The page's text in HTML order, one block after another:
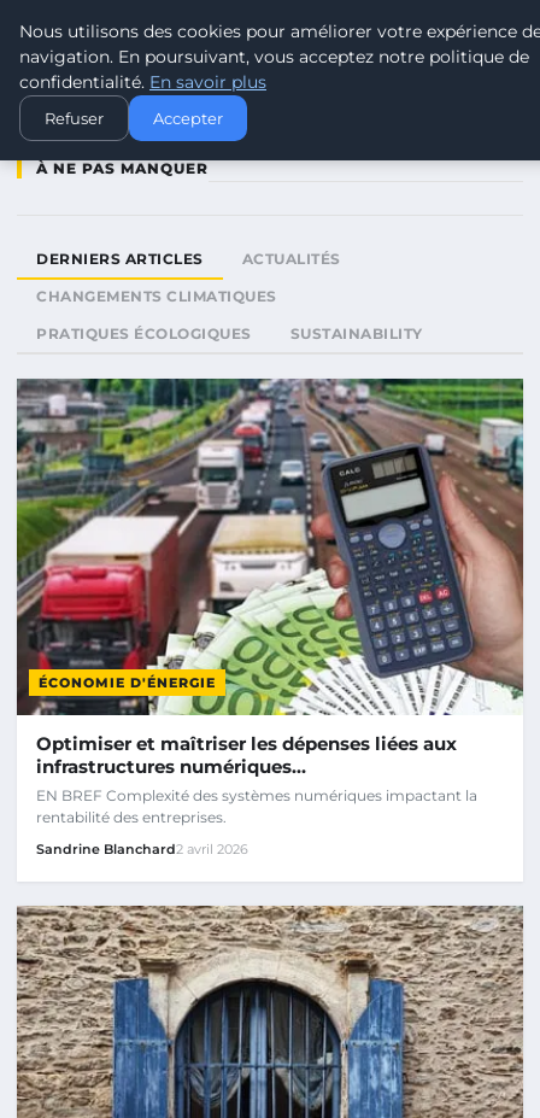
TOUR DE FRANCE POUR LE
À NE PAS MANQUER
DERNIERS ARTICLES ACTUALITÉS
CHANGEMENTS CLIMATIQUES
PRATIQUES ÉCOLOGIQUES SUSTAINABILITY
ÉCONOMIE D'ÉNERGIE
Optimiser et maîtriser les dépenses liées aux
infrastructures numériques…
EN BREF Complexité des systèmes numériques impactant la
rentabilité des entreprises.
Sandrine Blanchard2 avril 2026
Nous utilisons des cookies pour améliorer votre expérience
navigation. En poursuivant, vous acceptez notre politique de
confidentialité. En savoir plus
Refuser Accepter